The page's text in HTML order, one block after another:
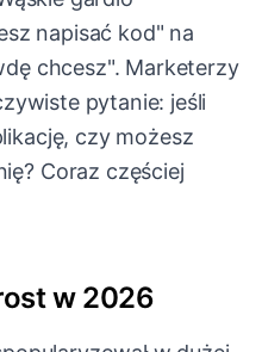
napisać kod" na
chcesz". Marketerzy
pytanie: jeśli
czy możesz
Coraz częściej
w 2026